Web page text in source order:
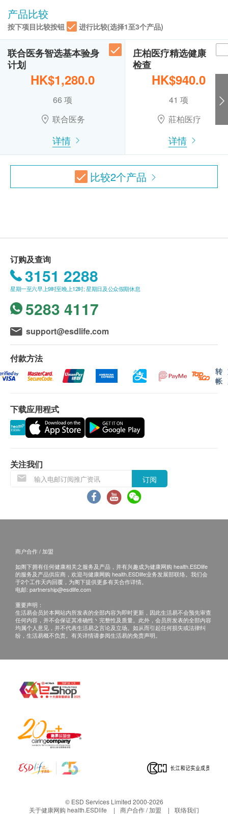
血涂片
血液红血球
红血球平均红蛋白量
白血球
红血球计数
红血球压积量
红血球平均容量
红血球平均红蛋白
中性白血球
淋巴白血球
血液白血球
小便胆红素定性
小便尿胆素
小便硝酸盐
小便血
小便白细胞
小便皮细胞
小便黏丝
小便管型
乙型肝炎检查
乙型肝炎表面抗原
痛风
炎症
报告
医护人员(注册西医或注册护士等)讲解报告
乳癌指標
HK$380.0
4合1心血管疾病伸延检查
检查能反映患多种心血管疾病的可能性、预测中风危险及血凝
固问题
HK$600.0
癌胚抗原 CEA (肠)
380.0
甲型肝炎抵抗力
評估是否對甲肝病毒具有免疫力
HK$360.0
4合1晕眩伸延检查
包括针对非小细胞肺癌及小细胞肺癌肿瘤标志物含量及X光肺
平片项目
*此项目不适用于观塘分店
HK$750.0
未成年客人体检指引 (10岁至18歳以下人士)
A. 10歳至未满16岁者：
(1) 有家长或监护人陪同者
在中心即场签署同意书，并出示身份证明文件，经
核实无误后可提供服务。
(2) 没有家长或监护人陪同者
预先取同意书并由家长或监护人签署妥当，客人可
由其他成年人陪同到中心，出示已签署的同意书及
签署者的身份证明文件副本，经核实无误后可提供
服务。
B.16歳至未满18岁者：
预先取同意书并由家长或监护人签署妥当，可接受
客人自行到中心，出示已签署的同意书及签署者的
身份证明文件副本核实无误后可提供服务。
亦会在场解答问题及提供协助。如医生认为不适合注
射疫苗，将取消此计划的服务，全数费用退回。
*疫苗注射均由注册医生/医护人员负责注射程序及此
服务隻适用于佐敦检验中心 (办公时间：星期一、三
及六；下午2时至6时)。
备注：
医生讲解报告
分店查询。
如果客户已完成电话或面解服务，若再要求讲解，
客户若体检后3个月内不提取报告，所有报告一律
作销毁处理及不会存底，客户如需额外索取报告複
印本 (体检后3个月内)，将收取$150行政费。注
客人需自行承担邮寄报告之风险。
所有身体检查并非作为医务诊断或治疗用途，如需
撰写医生转介信，将作额外收费，价钱请向美邦查
跟进检查报告， 工作天不包括星期六、日及公众
假期。 轮侯报告讲解时间会因应不同情况 (如个别
化验项目所需时间或客人指明特定时段) 而有所延
长。
如客人选择收电子报告*，报告时间可加快至14个
工作天内出报告(包括超声波及心电图)，但个别报
告则不包括在内，例如基因检测或mRNA等。客人
由选择电话讲解或面对面讲解。 *客人即使选择电
mRNA检查需21个工作天跟进检查报告。
所有健康检查/服务并非作为医务诊断或治疗用
途。当阁下身体健康出现任何疾病征兆时，应立即
咨询有认可资格的医生，作出诊断及治疗。
本服务/产品由商户提供。生活易【健康网购
health.ESDlife】并没有经营或提供本服务/产品。
产品而引致的损失、损害、受伤或法律诉讼，健康
热线电话：(852) 2369 0680
产品比较
按下项目比较按钮 进行比较(选择1至3个产品)
联合医务智选基本验身
计划
HK$1,280.0
66 项
联合医务
详情
庄柏医疗精选健康
检查
HK$940.0
41 项
莊柏医疗
详情
比较2个产品
订购及查询
3151 2288
星期一至六早上9时至晚上12时; 星期日及公众假期休息
5283 4117
support@esdlife.com
付款方法
转
帐
下载应用程式
关注我们
订阅
商户合作 / 加盟
如阁下拥有任何健康相关之服务及产品，并有兴趣成为健康网购 health.ESDlife
的服务及产品供应商，欢迎与健康网购 health.ESDlife业务发展部联络。我们会
于2个工作天内回覆，为阁下提供更多有关合作详情。
电邮: partnership@esdlife.com
重要声明：
生活易会员於本网站内所发表的全部内容为即时更新，因此生活易不会预先审查
任何内容，并不会保证其准确性丶完整性及质量。此外，会员所发表的全部内容
均属个人意见，并不代表生活易之言论及立场。如从而引起任何损失或法律纠
纷，生活易概不负责。有关详情请参阅生活易的免责声明。
© ESD Services Limited 2000-2026
关于健康网购 health.ESDlife
商户合作 / 加盟
联络我们